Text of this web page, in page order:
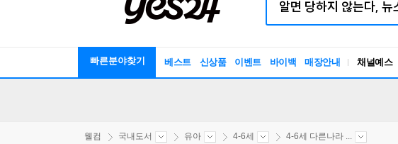
빠른분야찾기 베스트 신상품 이벤트 바이백 매장안내 채널예스
웰컴 국내도서 유아 4-6세 4-6세 다른나라 ...